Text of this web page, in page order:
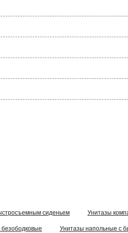
сиденьем Унитазы
Унитазы напольные с